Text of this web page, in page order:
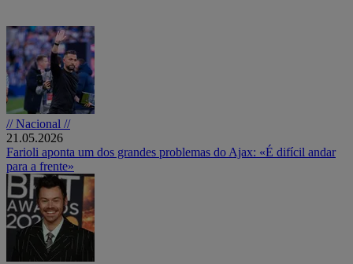
// Nacional //
21.05.2026
Farioli aponta um dos grandes problemas do Ajax: «É difícil andar
para a frente»